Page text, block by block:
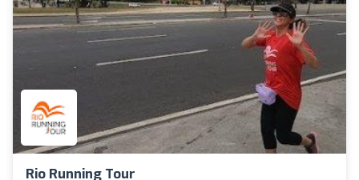
Rio Running Tour